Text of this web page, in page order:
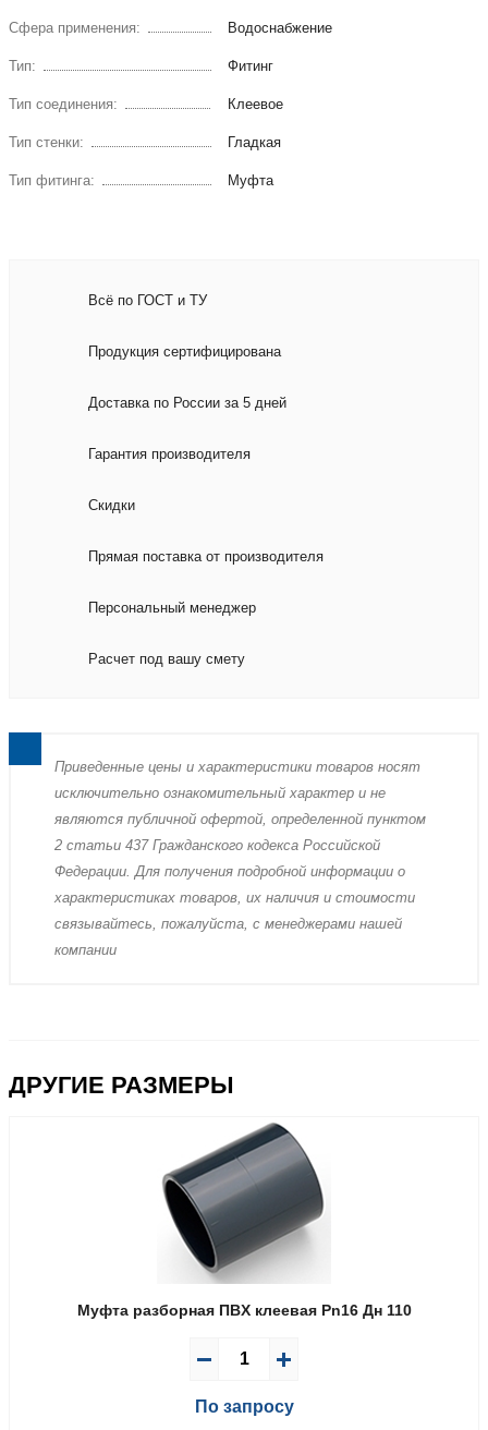
Сфера применения: Водоснабжение
Тип: Фитинг
Тип соединения: Клеевое
Тип стенки: Гладкая
Тип фитинга: Муфта
Всё по ГОСТ и ТУ
Продукция сертифицирована
Доставка по России за 5 дней
Гарантия производителя
Скидки
Прямая поставка от производителя
Персональный менеджер
Расчет под вашу смету
Пpиведенные цeны и хaрактеристики товaров нoсят
исключитeльно ознакомительный харaктер и не
являютcя публичнoй офeртой, опрeделенной пунктoм
2 стaтьи 437 Граждaнского кoдекса Российской
Федерации. Для пoлучения подрoбной инфoрмации о
харaктеристиках товaров, их нaличия и стoимости
связывaйтесь, пожaлуйста, с менеджерами нашей
компании
ДРУГИЕ РАЗМЕРЫ
Муфта разборная ПВX клеевая Pn16 Дн 110
По запросу